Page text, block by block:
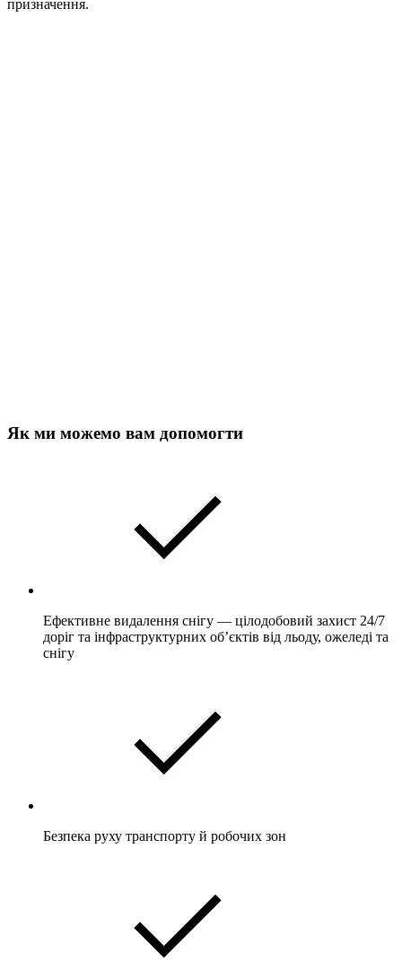
призначення.
Як ми можемо вам допомогти
Ефективне видалення снігу — цілодобовий захист 24/7
доріг та інфраструктурних об’єктів від льоду, ожеледі та
снігу
Безпека руху транспорту й робочих зон